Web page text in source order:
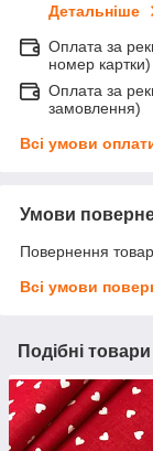
Детальніше
Оплата за
номер картки)
Оплата за
замовлення)
Всі умови
Умови
Повернення
Всі умови
Подібні